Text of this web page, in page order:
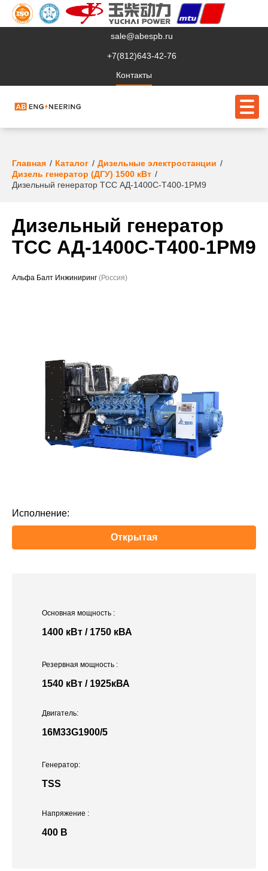
sale@abespb.ru
+7(812)643-42-76
Контакты
О компании
Клиентам
Сервис
Судовое ЭО
Проекты
Главная Каталог
Дизельные электростанции
Дизель генератор (ДГУ) 1500 кВт
Дизельный генератор ТСС АД-1400С-Т400-1РМ9
Дизельный генератор
ТСС АД-1400С-Т400-1РМ9
Альфа Балт Инжиниринг (Россия)
Исполнение:
Открытая
Основная мощность :
1400 кВт / 1750 кВА
Двигатель:
16M33G1900/5
Напряжение :
400 В
Резервная мощность :
1540 кВт / 1925кВА
Генератор:
TSS